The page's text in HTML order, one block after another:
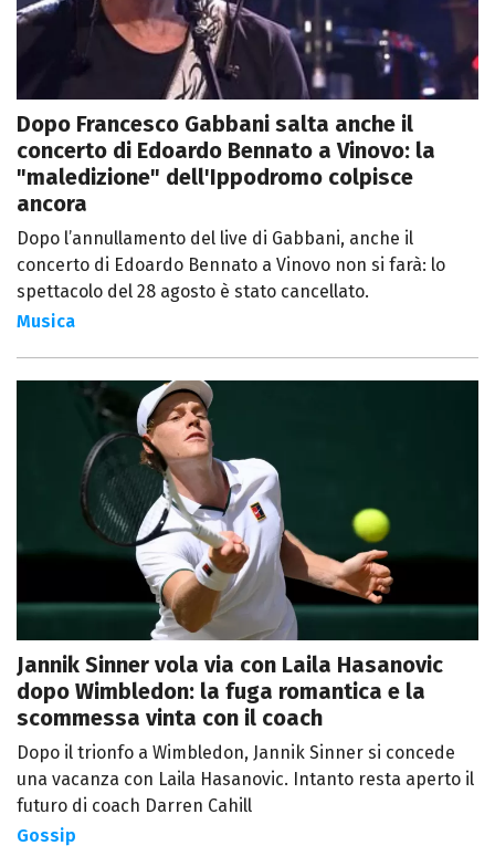
Dopo Francesco Gabbani salta anche il
concerto di Edoardo Bennato a Vinovo: la
"maledizione" dell'Ippodromo colpisce
ancora
Dopo l’annullamento del live di Gabbani, anche il
concerto di Edoardo Bennato a Vinovo non si farà: lo
spettacolo del 28 agosto è stato cancellato.
Musica
Jannik Sinner vola via con Laila Hasanovic
dopo Wimbledon: la fuga romantica e la
scommessa vinta con il coach
Dopo il trionfo a Wimbledon, Jannik Sinner si concede
una vacanza con Laila Hasanovic. Intanto resta aperto il
futuro di coach Darren Cahill
Gossip